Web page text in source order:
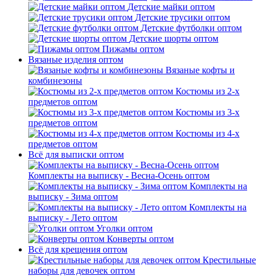
Детские майки оптом
Детские трусики оптом
Детские футболки оптом
Детские шорты оптом
Пижамы оптом
Вязаные изделия оптом
Вязаные кофты и
комбинезоны
Костюмы из 2-х
предметов оптом
Костюмы из 3-х
предметов оптом
Костюмы из 4-х
предметов оптом
Всё для выписки оптом
Комплекты на выписку - Весна-Осень оптом
Комплекты на
выписку - Зима оптом
Комплекты на
выписку - Лето оптом
Уголки оптом
Конверты оптом
Всё для крещения оптом
Крестильные
наборы для девочек оптом